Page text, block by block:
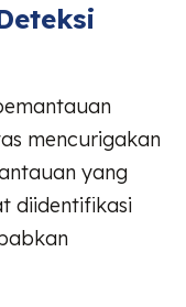
mencurigakan
yang
diidentifikasi